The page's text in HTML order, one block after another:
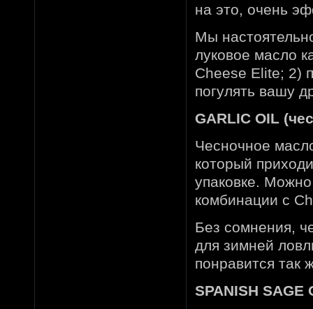
на это, очень
Мы
луковое масло
Cheese Elite; 2)
погулять вашу
GARLIC OIL
Чесночное
который
упаковке. Можно
комбинации с
Без сомнения,
для зимней
понравится так
SPANISH